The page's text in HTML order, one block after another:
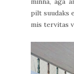
pilt suudaks
mis tervitas